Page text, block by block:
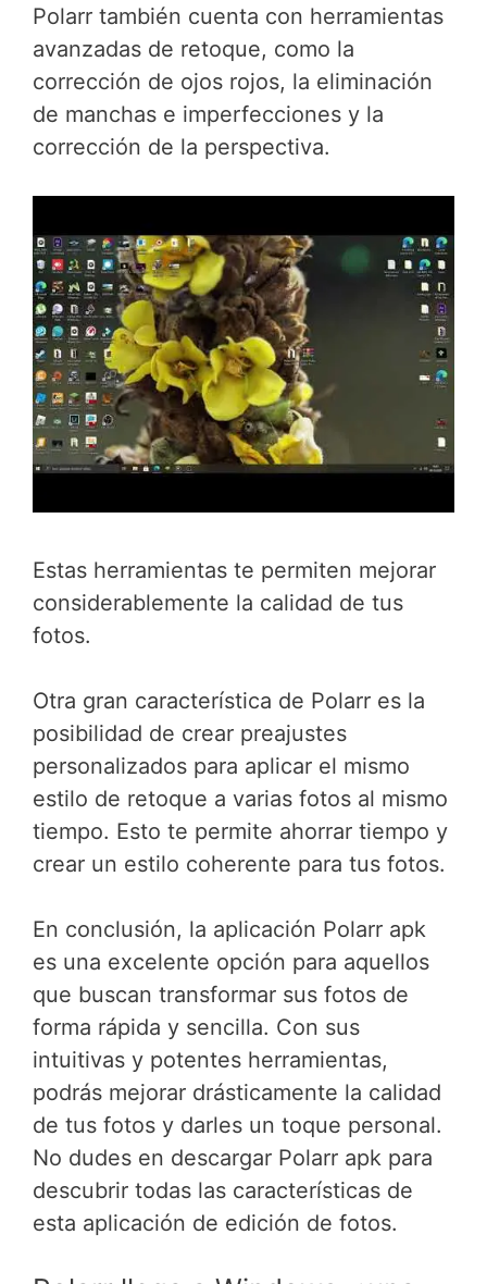
Polarr también cuenta con herramientas
avanzadas de retoque, como la
corrección de ojos rojos, la eliminación
de manchas e imperfecciones y la
corrección de la perspectiva.
Estas herramientas te permiten mejorar
considerablemente la calidad de tus
fotos.
Otra gran característica de Polarr es la
posibilidad de crear preajustes
personalizados para aplicar el mismo
estilo de retoque a varias fotos al mismo
tiempo. Esto te permite ahorrar tiempo y
crear un estilo coherente para tus fotos.
En conclusión, la aplicación Polarr apk
es una excelente opción para aquellos
que buscan transformar sus fotos de
forma rápida y sencilla. Con sus
intuitivas y potentes herramientas,
podrás mejorar drásticamente la calidad
de tus fotos y darles un toque personal.
No dudes en descargar Polarr apk para
descubrir todas las características de
esta aplicación de edición de fotos.